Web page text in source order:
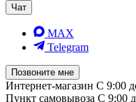
Чат
MAX
Telegram
Позвоните мне
Интернет-магазин С 9:00
Пункт самовывоза С 9:00